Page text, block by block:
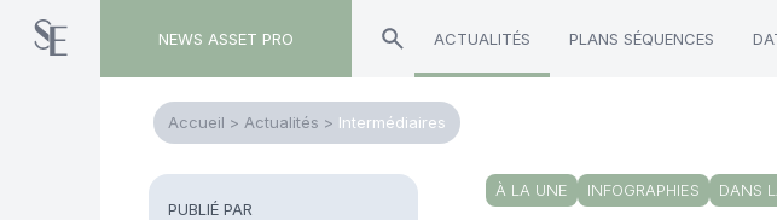
NEWS ASSET PRO ACTUALITÉS PLANS SÉQUENCES
Accueil > Actualités > Intermédiaires
PUBLIÉ PAR
À LA UNE INFOGRAPHIES DANS